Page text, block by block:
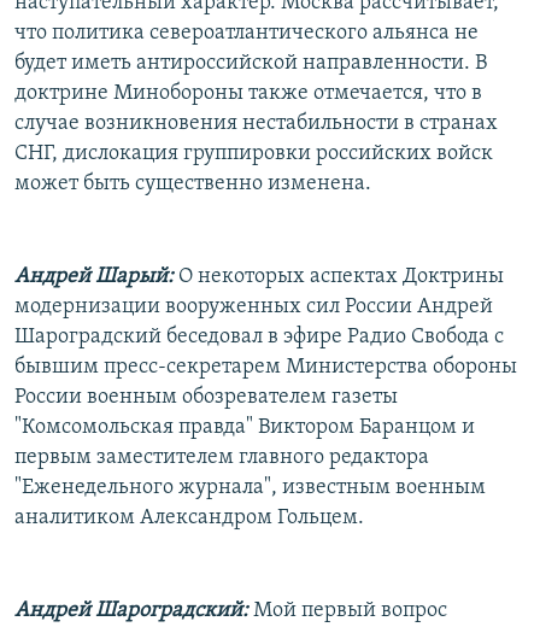
что политика североатлантического альянса не
будет иметь антироссийской направленности. В
доктрине Минобороны также отмечается, что в
случае возникновения нестабильности в странах
СНГ, дислокация группировки российских войск
может быть существенно изменена.
Андрей Шарый:О некоторых аспектах Доктрины
модернизации вооруженных сил России Андрей
Шароградский беседовал в эфире Радио Свобода с
бывшим пресс-секретарем Министерства обороны
России военным обозревателем газеты
"Комсомольская правда" Виктором Баранцом и
первым заместителем главного редактора
"Еженедельного журнала", известным военным
аналитиком Александром Гольцем.
Андрей Шароградский:Мой первый вопрос